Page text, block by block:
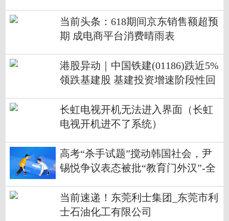
当前头条：618期间京东销售额超预
期 成电商平台消费晴雨表
港股异动｜中国铁建(01186)跌近5%
领跌基建股 基建投资增速阶段性回
长虹电视开机无法进入界面（长虹
电视开机进不了系统）
高考“杀手试题”搅动韩国社会，尹
锡悦争议表态被批“教育门外汉”-全
当前速递！东莞利士集团_东莞市利
士石油化工有限公司